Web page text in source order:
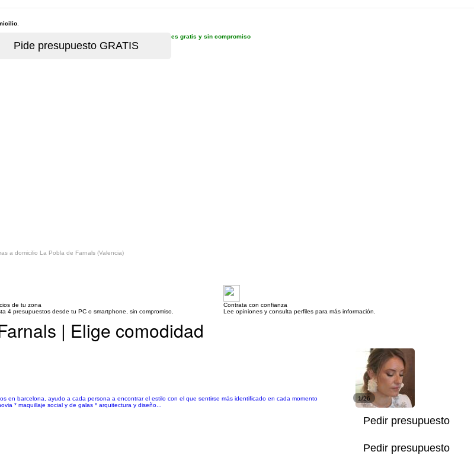
es gratis y sin compromiso
a domicilio La Pobla de Farnals (Valencia)
de tu zona
4 presupuestos desde tu PC o smartphone, sin compromiso.
Contrata con confianza
Lee opiniones y consulta perfiles para más información.
| Elige comodidad
en barcelona, ayudo a cada persona a encontrar el estilo con el que sentirse más identificado en cada momento
* maquillaje social y de galas * arquitectura y diseño...
1/26
Pedir presupuesto
Pedir presupuesto